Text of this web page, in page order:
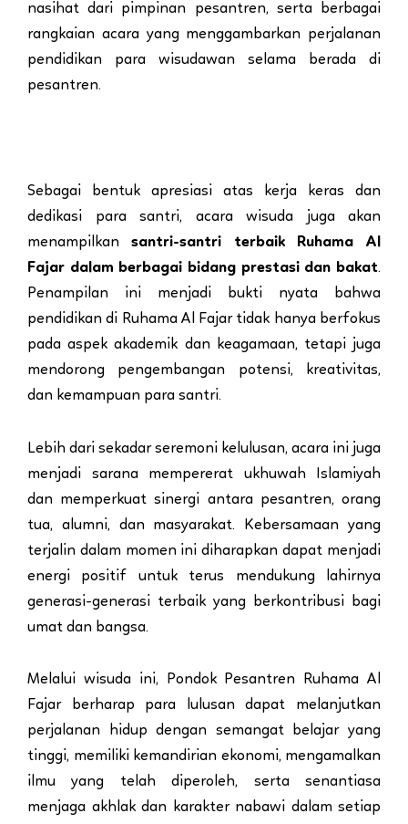
nasihat dari pimpinan pesantren, serta berbagai
rangkaian acara yang menggambarkan perjalanan
pendidikan para wisudawan selama berada di
pesantren.
Sebagai bentuk apresiasi atas kerja keras dan
dedikasi para santri, acara wisuda juga akan
menampilkansantri-santri terbaik Ruhama Al
Fajar dalam berbagai bidang prestasi dan bakat.
Penampilan ini menjadi bukti nyata bahwa
pendidikan di Ruhama Al Fajar tidak hanya berfokus
pada aspek akademik dan keagamaan, tetapi juga
mendorong pengembangan potensi, kreativitas,
dan kemampuan para santri.
Lebih dari sekadar seremoni kelulusan, acara ini juga
menjadi sarana mempererat ukhuwah Islamiyah
dan memperkuat sinergi antara pesantren, orang
tua, alumni, dan masyarakat. Kebersamaan yang
terjalin dalam momen ini diharapkan dapat menjadi
energi positif untuk terus mendukung lahirnya
generasi-generasi terbaik yang berkontribusi bagi
umat dan bangsa.
Melalui wisuda ini, Pondok Pesantren Ruhama Al
Fajar berharap para lulusan dapat melanjutkan
perjalanan hidup dengan semangat belajar yang
tinggi, memiliki kemandirian ekonomi, mengamalkan
ilmu yang telah diperoleh, serta senantiasa
menjaga akhlak dan karakter nabawi dalam setiap